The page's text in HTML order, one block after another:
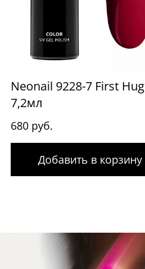
Neonail 9228-7 First Hug
7,2мл
680 руб.
Добавить в корзину